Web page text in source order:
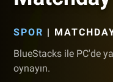
SPOR |
BlueStacks ile PC'de
oynayın.